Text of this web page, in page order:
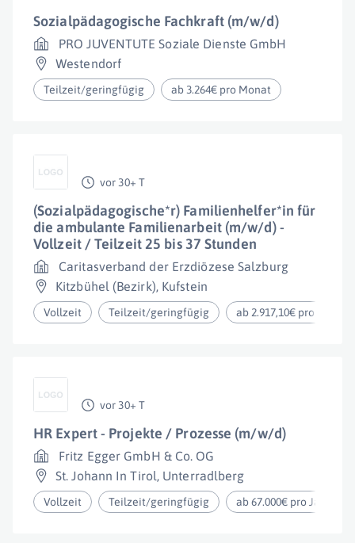
Sozialpädagogische Fachkraft (m/w/d)
PRO JUVENTUTE Soziale Dienste GmbH
Westendorf
Teilzeit/geringfügig ab 3.264€ pro Monat
vor 30+ T
(Sozialpädagogische*r) Familienhelfer*in für
die ambulante Familienarbeit (m/w/d) -
Vollzeit / Teilzeit 25 bis 37 Stunden
Caritasverband der Erzdiözese Salzburg
Kitzbühel (Bezirk), Kufstein
Vollzeit Teilzeit/geringfügig ab 2.917,10€ pro Monat
vor 30+ T
HR Expert - Projekte / Prozesse (m/w/d)
Fritz Egger GmbH & Co. OG
St. Johann In Tirol, Unterradlberg
Vollzeit Teilzeit/geringfügig ab 67.000€ pro Jahr